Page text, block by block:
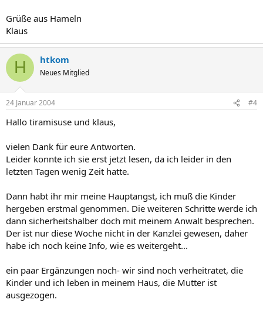
Grüße aus Hameln
Klaus
H htkom
Neues Mitglied
24 Januar 2004 #4
Hallo tiramisuse und klaus,
vielen Dank für eure Antworten.
Leider konnte ich sie erst jetzt lesen, da ich leider in den
letzten Tagen wenig Zeit hatte.
Dann habt ihr mir meine Hauptangst, ich muß die Kinder
hergeben erstmal genommen. Die weiteren Schritte werde ich
dann sicherheitshalber doch mit meinem Anwalt besprechen.
Der ist nur diese Woche nicht in der Kanzlei gewesen, daher
habe ich noch keine Info, wie es weitergeht...
ein paar Ergänzungen noch- wir sind noch verheitratet, die
Kinder und ich leben in meinem Haus, die Mutter ist
ausgezogen.